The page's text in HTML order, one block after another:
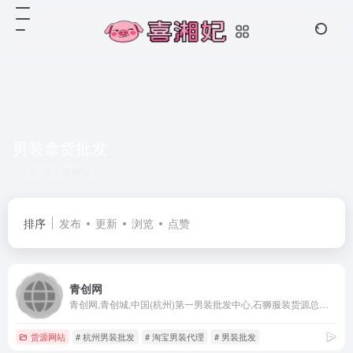
排序 发布 更新 浏览 点赞
青创网
货源网站 # 杭州男装批发 # 淘宝男装代理 # 男装批发